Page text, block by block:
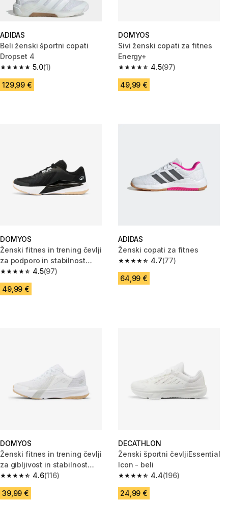
ADIDAS
Beli ženski športni copati
Dropset 4
5.0
5.0 od 5 zvezdic from 1 ocene
(1)
129,99 €
DOMYOS
Sivi ženski copati za fitnes
Energy+
4.5
4.5 od 5 zvezdic from 97 ocene
(97)
49,99 €
DOMYOS
Ženski fitnes in trening čevlji
za podporo in stabilnost
Energy+ 4.5
4.5 od 5 zvezdic from 97 ocene
(97)
49,99 €
ADIDAS
Ženski copati za fitnes
4.7
4.7 od 5 zvezdic from 77 ocene
(77)
64,99 €
DOMYOS
Ženski fitnes in trening čevlji
za gibljivost in stabilnost
Energy
4.6
4.6 od 5 zvezdic from 116 ocene
(116)
39,99 €
DECATHLON
Ženski športni čevljiEssential
Icon - beli
4.4
4.4 od 5 zvezdic from 196
(196)
24,99 €